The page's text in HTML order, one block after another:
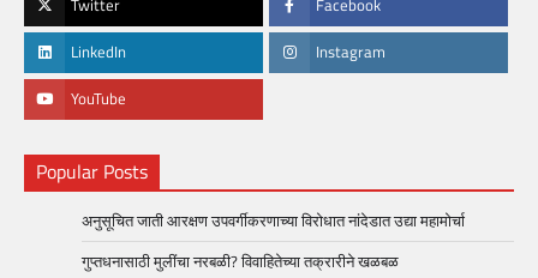
Twitter Facebook
LinkedIn Instagram
YouTube
Popular Posts
अनुसूचित जाती आरक्षण उपवर्गीकरणाच्या विरोधात नांदेडात उद्या महामोर्चा
गुप्तधनासाठी मुलींचा नरबळी? विवाहितेच्या तक्रारीने खळबळ